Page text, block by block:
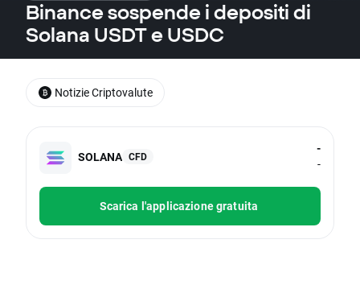
Binance sospende i depositi di
Solana USDT e USDC
SOLANA CFD
-
-
Scarica l'applicazione gratuita
Notizie Criptovalute